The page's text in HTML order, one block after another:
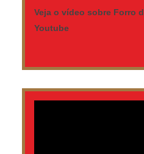
Veja o vídeo sobre Forro
Youtube